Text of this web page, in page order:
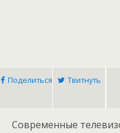
Поделиться Твитнуть
Современные